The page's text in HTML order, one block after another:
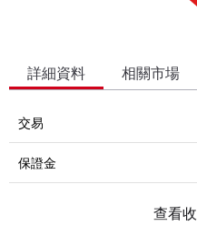
詳細資料 相關市場